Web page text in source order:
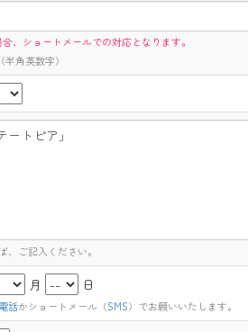
、ショートメールでの対応となります。
角英数字）
、ご記入ください。
月 日
話かショートメール（SMS）でお願いいたします。